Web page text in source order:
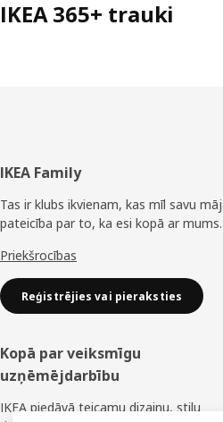
IKEA 365+ trauki
Kājene
IKEA Family
Tas ir klubs ikvienam, kas mīl savu
pateicība par to, ka esi kopā ar mums.
Priekšrocības
Reģistrējies vai pieraksties
Kopā par veiksmīgu
uzņēmējdarbību
IKEA piedāvā teicamu dizainu, stilu